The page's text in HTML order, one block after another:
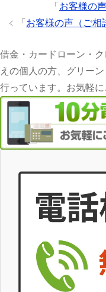
「 お客様の
「 お客様の声（ご相
借金・カードローン・
えの個人の方、グリー
行っています。お気軽に